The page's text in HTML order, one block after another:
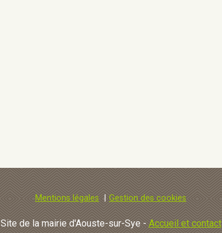
Mentions légales Gestion des cookies
Site de la mairie d'Aouste-sur-Sye - Accueil et contact